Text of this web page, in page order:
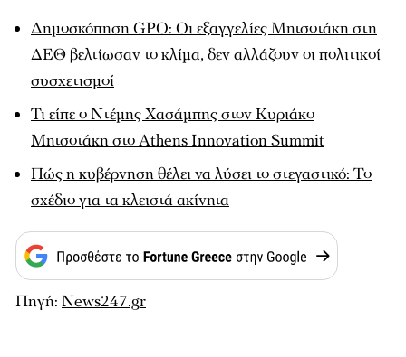
Δημοσκόπηση GPO: Οι εξαγγελίες Μητσοτάκη στη
ΔΕΘ βελτίωσαν το κλίμα, δεν αλλάζουν οι πολιτικοί
συσχετισμοί
Τι είπε ο Ντέμης Χασάμπης στον Κυριάκο
Μητσοτάκη στο Athens Innovation Summit
Πώς η κυβέρνηση θέλει να λύσει το στεγαστικό: Το
σχέδιο για τα κλειστά ακίνητα
Πηγή: News247.gr